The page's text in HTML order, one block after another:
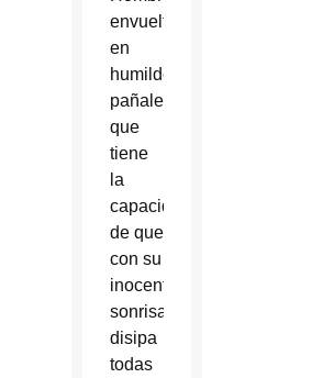
envuelto
en
humildes
pañales,
que
tiene
la
capacidad
de que
con su
inocente
sonrisa,
disipa
todas